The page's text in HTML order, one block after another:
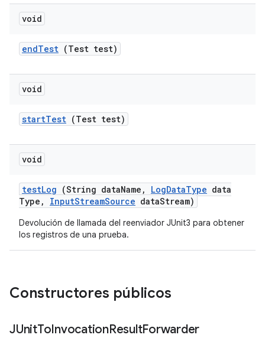
void
endTest (Test test)
void
startTest (Test test)
void
testLog (String dataName , LogDataType data
Type , InputStreamSource dataStream)
Devolución de llamada del reenviador JUnit3 para obtener
los registros de una prueba.
Constructores públicos
JUnitToInvocationResultForwarder